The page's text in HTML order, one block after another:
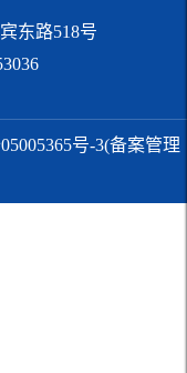
东路518号
号-3(备案管理